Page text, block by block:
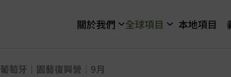
關於我們 全球項目 本地項目
葡萄牙｜園藝復興營｜9月